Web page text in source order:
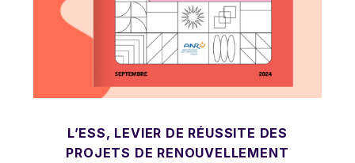
L’ESS, LEVIER DE RÉUSSITE DES
PROJETS DE RENOUVELLEMENT